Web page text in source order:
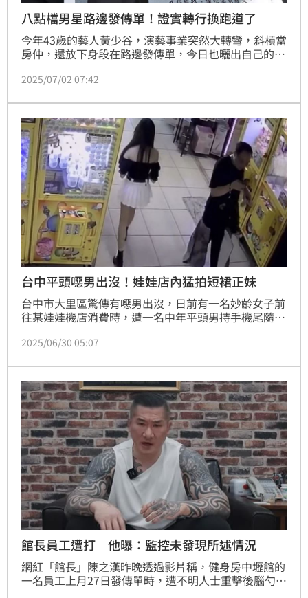
八點檔男星路邊發傳單！證實轉行換跑道了
今年43歲的藝人黃少谷，演藝事業突然大轉彎，斜槓當
房仲，還放下身段在路邊發傳單，今日也曬出自己的傳
眾，可以給他一個機會來服務。
2025/07/02 07:42
台中平頭噁男出沒！娃娃店內猛拍短裙正妹
台中市大里區驚傳有噁男出沒，日前有一名妙齡女子前
往某娃娃機店消費時，遭一名中年平頭男持手機尾隨猛
終只好向警方報案。事後被害人的姊姊網路公開男子行
將其中一名女子的照片印出當傳單發放，令人傻眼。對
此警方表示，正進一步追查平頭男身分以釐清案情。
2025/06/30 05:07
館長員工遭打 他曝：監控未發現所述情況
網紅「館長」陳之漢昨晚透過影片稱，健身房中壢館的
一名員工上月27日發傳單時，遭不明人士重擊後腦勺，